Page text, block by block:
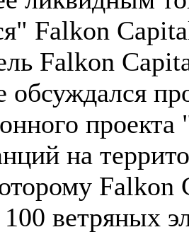
Falkon
Falkon
обсуждался
на
Falkon
ветряных